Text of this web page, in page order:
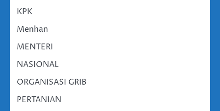
KPK
Menhan
MENTERI
NASIONAL
ORGANISASI GRIB
PERTANIAN